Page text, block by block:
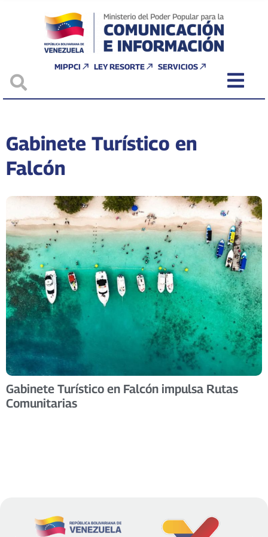
MIPPCI LEY RESORTE SERVICIOS
Gabinete Turístico en
Falcón
Gabinete Turístico en Falcón impulsa Rutas
Comunitarias